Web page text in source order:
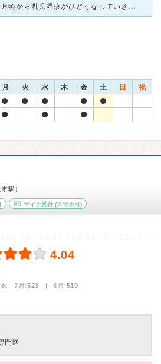
[症状・来院理由] 生後1ヶ月頃から乳児湿疹がひどくなっていき、自宅でどれだけケアしても汁まで出てくるほどになってきたので、地元で人気の皮膚科に行ったのですが、もらった薬がまったく効かず、自分でイン
月 火 水 木 金 土 日 祝
駅）
マイナ受付 (スマホ可)
4.04
数 7月:523 | 6月:519
門医